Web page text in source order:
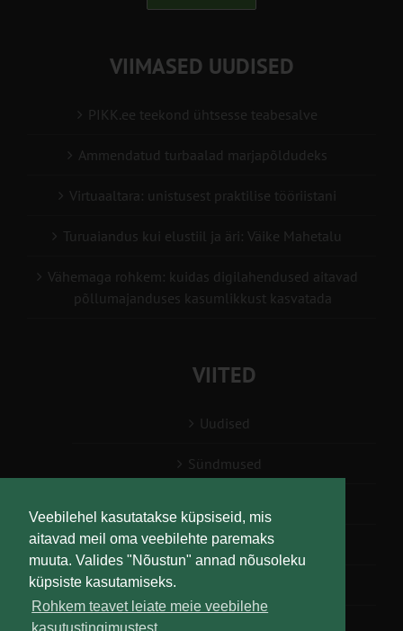
Veebilehel kasutatakse küpsiseid, mis
aitavad meil oma veebilehte paremaks
muuta. Valides "Nõustun" annad nõusoleku
küpsiste kasutamiseks.
Rohkem teavet leiate meie veebilehe
VIIMASED UUDISED
PIKK.ee teekond ühtsesse teabesalve
Ammendatud turbaalad marjapõldudeks
Virtuaaltara: unistusest praktilise tööriistani
Turuaiandus kui elustiil ja äri: Väike Mahetalu
Vähemaga rohkem: kuidas digilahendused aitavad
põllumajanduses kasumlikkust kasvatada
VIITED
Uudised
Sündmused
Teabesalv
Liitu uudiskirjaga